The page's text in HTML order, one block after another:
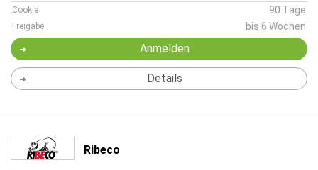
Cookie 90 Tage
Freigabe bis 6 Wochen
Anmelden
Details
Ribeco